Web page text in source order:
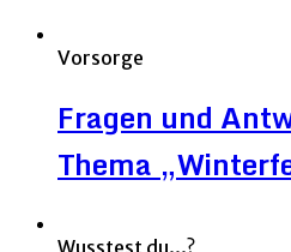
Vorsorge
Fragen und
Thema
Wusstest du...?